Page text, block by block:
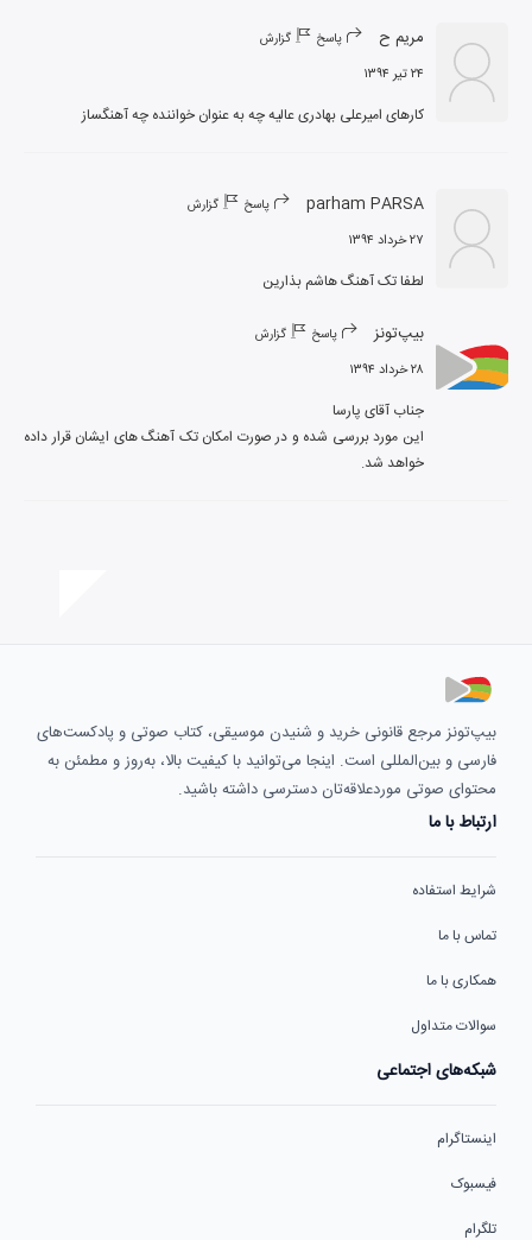
مریم ح پاسخ گزارش
۲۴ تیر ۱۳۹۴
کارهای امیرعلی بهادری عالیه چه به عنوان خواننده چه آهنگساز
parham PARSA پاسخ گزارش
۲۷ خرداد ۱۳۹۴
لطفا تک آهنگ هاشم بذارین
بیپ‌تونز پاسخ گزارش
۲۸ خرداد ۱۳۹۴
خواهد شد.
بیپ‌تونز مرجع قانونی خرید و شنیدن موسیقی، کتاب صوتی و پادکست‌های
فارسی و بین‌المللی است. اینجا می‌توانید با کیفیت بالا، به‌روز و مطمئن به
محتوای صوتی موردعلاقه‌تان دسترسی داشته باشید.
ارتباط با ما
شرایط استفاده
تماس با ما
همکاری با ما
سوالات متداول
شبکه‌های اجتماعی
اینستاگرام
فیسبوک
تلگرام